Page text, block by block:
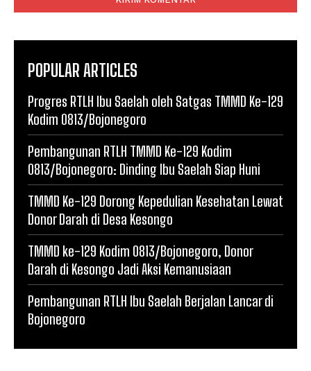
POPULAR ARTICLES
Progres RTLH Ibu Saelah oleh Satgas TMMD Ke-129
Kodim 0813/Bojonegoro
Pembangunan RTLH TMMD Ke-129 Kodim
0813/Bojonegoro: Dinding Ibu Saelah Siap Huni
TMMD Ke-129 Dorong Kepedulian Kesehatan Lewat
Donor Darah di Desa Kesongo
TMMD ke-129 Kodim 0813/Bojonegoro, Donor
Darah di Kesongo Jadi Aksi Kemanusiaan
Pembangunan RTLH Ibu Saelah Berjalan Lancar di
Bojonegoro